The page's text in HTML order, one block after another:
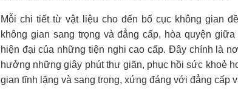
Mỗi chi tiết từ vật liệu cho đến bố cục không gian
không gian sang trọng và đẳng cấp, hòa quyện
hiện đại của những tiện nghi cao cấp. Đây chính là
hưởng những giây phút thư giãn, phục hồi sức khoẻ
gian tĩnh lặng và sang trọng, xứng đáng với đẳng cấp